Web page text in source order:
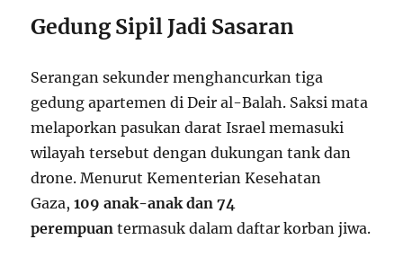
Gedung Sipil Jadi Sasaran
Serangan sekunder menghancurkan tiga
gedung apartemen di Deir al-Balah. Saksi mata
melaporkan pasukan darat Israel memasuki
wilayah tersebut dengan dukungan tank dan
drone. Menurut Kementerian Kesehatan
Gaza,109 anak-anak dan 74
perempuan termasuk dalam daftar korban jiwa.